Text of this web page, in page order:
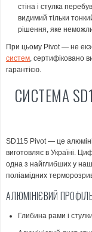
стіна і стулка
видимий тільки
рішення, яке
При цьому Pivot — не
систем, сертифіковано
гарантією.
СИСТЕМА
SD115 Pivot — це
виготовляє в Україні.
одна з найглибших у
поліамідних
АЛЮМІНІЄВИЙ
Глибина рами і